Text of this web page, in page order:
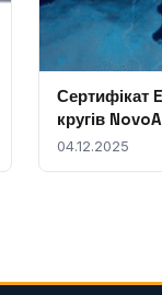
Сертифікат
кругів
04.12.2025